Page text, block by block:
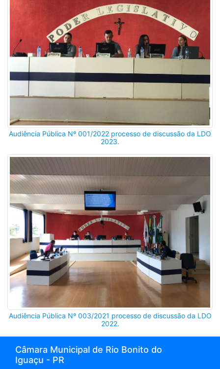
Audiência Pública Nº 001/2022 processo de discussão da LDO
2023.
Audiência Pública Nº 003/2021 processo de discussão da LDO
2022.
Câmara Municipal de Rio Bonito do
Iguaçu - PR